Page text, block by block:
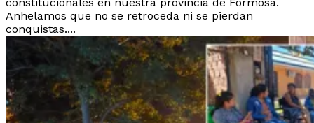
Anhelamos que no se retroceda ni se pierdan
conquistas....